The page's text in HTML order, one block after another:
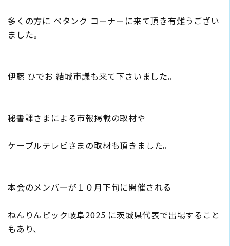
多くの方に ペタンク コーナーに来て頂き有難うござい
ました。
伊藤 ひでお 結城市議も来て下さいました。
秘書課さまによる市報掲載の取材や
ケーブルテレビさまの取材も頂きました。
本会のメンバーが１０月下旬に開催される
ねんりんピック岐阜2025 に茨城県代表で出場すること
もあり、